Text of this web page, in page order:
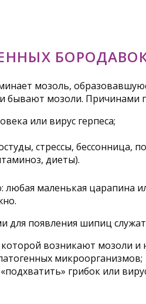
мозоль,
бывают мозоли. Причинами
или вирус герпеса;
стрессы, бессонница,
диеты).
маленькая царапина
для появления шипиц
которой возникают мозоли
микроорганизмов;
грибок или